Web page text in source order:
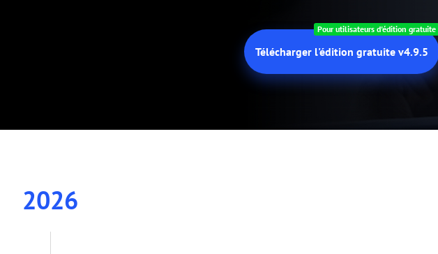
Télécharger l'édition gratuite v4.9.5
Pour utilisateurs d'édition gratuite
2026